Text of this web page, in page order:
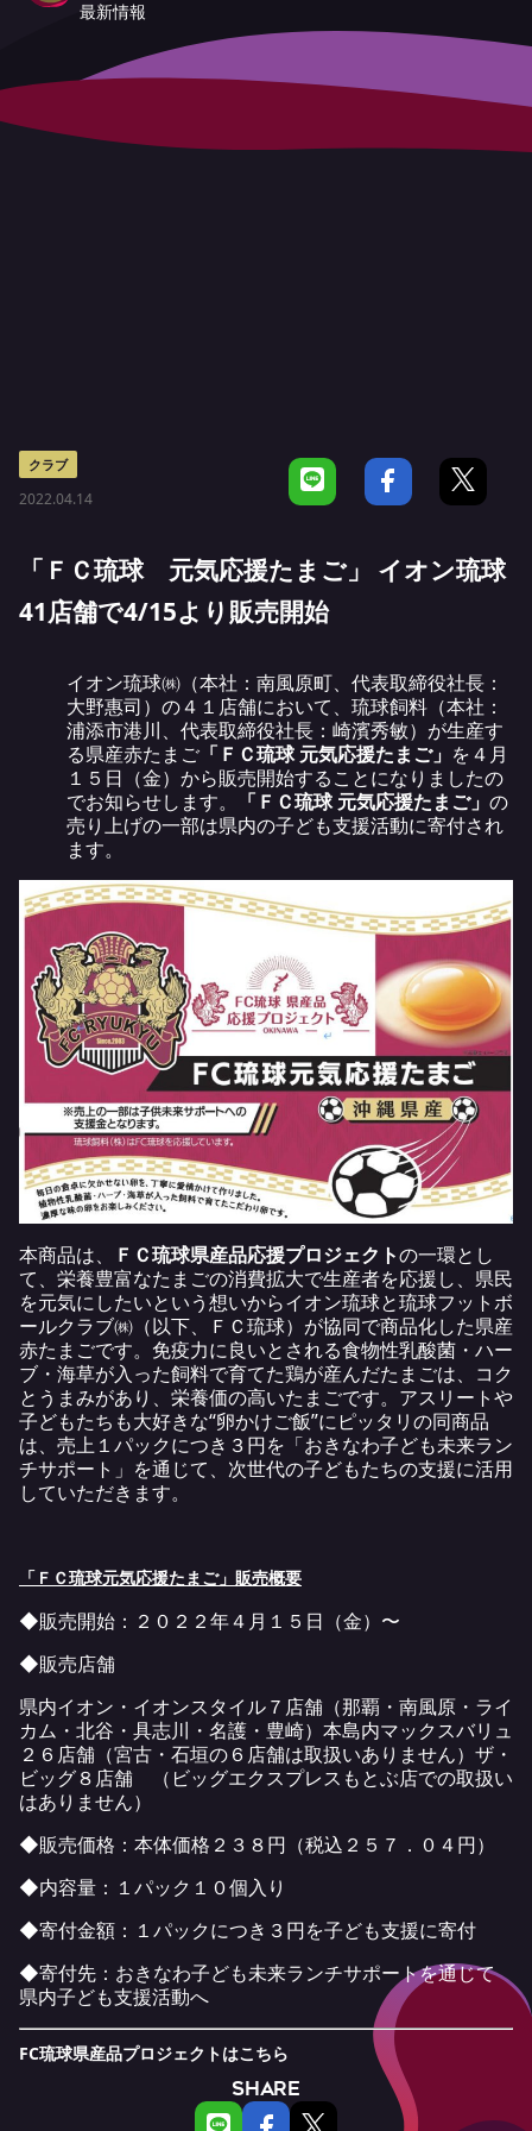
最新情報
クラブ
2022.04.14
「ＦＣ琉球 元気応援たまご」 イオン琉球
41店舗で4/15より販売開始
イオン琉球㈱（本社：南風原町、代表取締役社長：
大野惠司）の４１店舗において、琉球飼料（本社：
浦添市港川、代表取締役社長：崎濱秀敏）が生産す
る県産赤たまご 「ＦＣ琉球 元気応援たまご」 を４月
１５日（金）から販売開始することになりましたの
でお知らせします。
「ＦＣ琉球 元気応援たまご」 の
売り上げの一部は県内の子ども支援活動に寄付され
ます。
本商品は、 ＦＣ琉球県産品応援プロジェクトの一環とし
て、栄養豊富なたまごの消費拡大で生産者を応援し、県民
を元気にしたいという想いからイオン琉球と琉球フットボ
ールクラブ㈱（以下、ＦＣ琉球）が協同で商品化した県産
赤たまごです。免疫力に良いとされる食物性乳酸菌・ハー
ブ・海草が入った飼料で育てた鶏が産んだたまごは、コク
とうまみがあり、栄養価の高いたまごです。アスリートや
子どもたちも大好きな“卵かけご飯”にピッタリの同商品
は、売上１パックにつき３円を「おきなわ子ども未来ラン
チサポート」を通じて、次世代の子どもたちの支援に活用
していただきます。
「ＦＣ琉球元気応援たまご」販売概要
◆販売開始：２０２２年４月１５日（金）〜
◆販売店舗
県内イオン・イオンスタイル７店舗（那覇・南風原・ライ
カム・北谷・具志川・名護・豊崎）本島内マックスバリュ
２６店舗（宮古・石垣の６店舗は取扱いありません）ザ・
ビッグ８店舗 （ビッグエクスプレスもとぶ店での取扱い
はありません）
◆販売価格：本体価格２３８円（税込２５７．０４円）
◆内容量：１パック１０個入り
◆寄付金額：１パックにつき３円を子ども支援に寄付
◆寄付先：おきなわ子ども未来ランチサポートを通じて
県内子ども支援活動へ
FC琉球県産品プロジェクトはこちら
SHARE